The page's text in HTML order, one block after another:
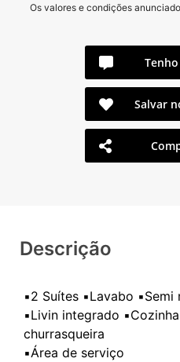
Os valores e condições
Salvar
Descrição
▪️2 Suítes ▪️Lavabo ▪️Semi
▪️Livin integrado
churrasqueira
▪️Área de serviço